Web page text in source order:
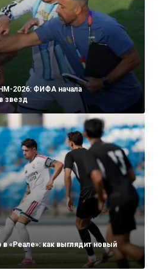
2026: ФИФА начала
звезд
«Реале»: как выглядит новый